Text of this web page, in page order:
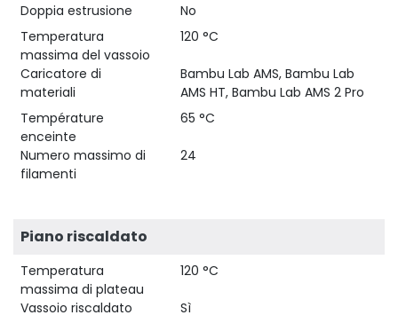
Doppia estrusione
No
Temperatura
massima del vassoio
120 °C
Caricatore di
materiali
Bambu Lab AMS, Bambu Lab
AMS HT, Bambu Lab AMS 2 Pro
Température
enceinte
65 °C
Numero massimo di
filamenti
24
Piano riscaldato
Temperatura
massima di plateau
120 °C
Vassoio riscaldato
Sì